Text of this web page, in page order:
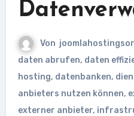
Von
daten abrufen, daten
hosting, datenbanken,
anbieters nutzen können,
externer anbieter,